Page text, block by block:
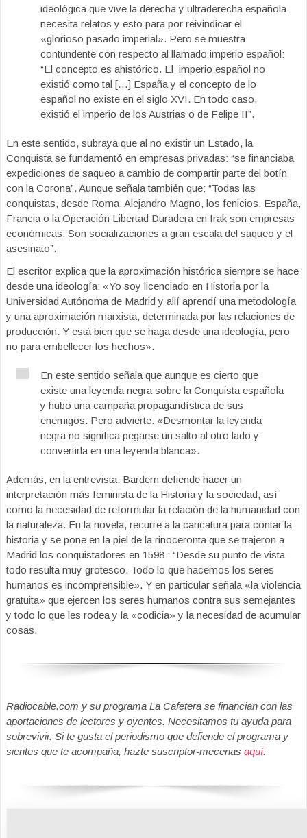
ideológica que vive la derecha y ultraderecha española
necesita relatos y esto para por reivindicar el
«glorioso pasado imperial». Pero se muestra
contundente con respecto al llamado imperio español:
“El concepto es ahistórico. El imperio español no
existió como tal […] España y el concepto de lo
español no existe en el siglo XVI. En todo caso,
existió el imperio de los Austrias o de Felipe II”.
En este sentido, subraya que al no existir un Estado, la
Conquista se fundamentó en empresas privadas: “se financiaba
expediciones de saqueo a cambio de compartir parte del botín
con la Corona”. Aunque señala también que: “Todas las
conquistas, desde Roma, Alejandro Magno, los fenicios, España,
Francia o la Operación Libertad Duradera en Irak son empresas
económicas. Son socializaciones a gran escala del saqueo y el
asesinato”.
El escritor explica que la aproximación histórica siempre se hace
desde una ideología: «Yo soy licenciado en Historia por la
Universidad Autónoma de Madrid y allí aprendí una metodología
y una aproximación marxista, determinada por las relaciones de
producción. Y está bien que se haga desde una ideología, pero
no para embellecer los hechos».
En este sentido señala que aunque es cierto que
existe una leyenda negra sobre la Conquista española
y hubo una campaña propagandística de sus
enemigos. Pero advierte: «Desmontar la leyenda
negra no significa pegarse un salto al otro lado y
convertirla en una leyenda blanca».
Además, en la entrevista, Bardem defiende hacer un
interpretación más feminista de la Historia y la sociedad, así
como la necesidad de reformular la relación de la humanidad con
la naturaleza. En la novela, recurre a la caricatura para contar la
historia y se pone en la piel de la rinoceronta que se trajeron a
Madrid los conquistadores en 1598 : “Desde su punto de vista
todo resulta muy grotesco. Todo lo que hacemos los seres
humanos es incomprensible». Y en particular señala «la violencia
gratuita» que ejercen los seres humanos contra sus semejantes
y todo lo que les rodea y la «codicia» y la necesidad de acumular
cosas.
Radiocable.com y su programa La Cafetera se financian con las
aportaciones de lectores y oyentes. Necesitamos tu ayuda para
sobrevivir. Si te gusta el periodismo que defiende el programa y
sientes que te acompaña, hazte suscriptor-mecenas aquí.